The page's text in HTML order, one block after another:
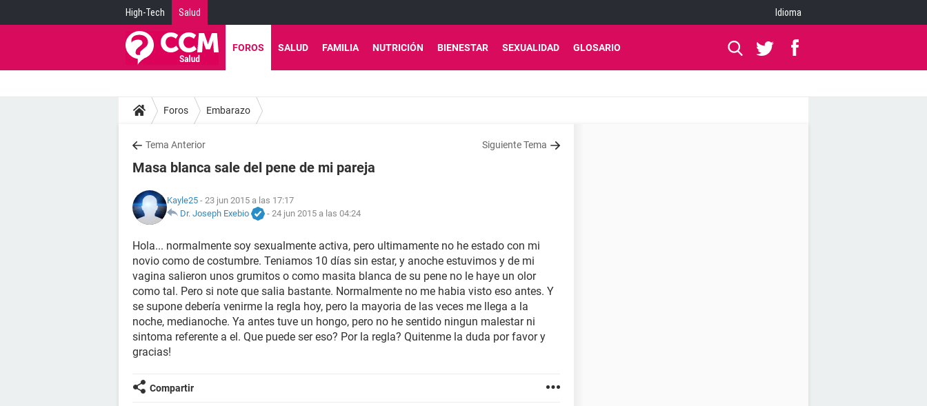
High-Tech Salud Idioma
FOROS SALUD FAMILIA NUTRICIÓN BIENESTAR SEXUALIDAD GLOSARIO
Foros Embarazo
Tema Anterior Siguiente Tema
Masa blanca sale del pene de mi pareja
Kayle25 - 23 jun 2015 a las 17:17
Dr. Joseph Exebio
- 24 jun 2015 a las 04:24
Hola... normalmente soy sexualmente activa, pero ultimamente no he estado con mi
novio como de costumbre. Teniamos 10 días sin estar, y anoche estuvimos y de mi
vagina salieron unos grumitos o como masita blanca de su pene no le haye un olor
como tal. Pero si note que salia bastante. Normalmente no me habia visto eso antes. Y
se supone debería venirme la regla hoy, pero la mayoria de las veces me llega a la
noche, medianoche. Ya antes tuve un hongo, pero no he sentido ningun malestar ni
sintoma referente a el. Que puede ser eso? Por la regla? Quitenme la duda por favor y
gracias!
Compartir